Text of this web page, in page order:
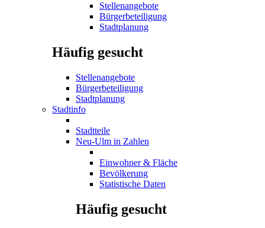
Stellenangebote
Bürgerbeteiligung
Stadtplanung
Häufig gesucht
Stellenangebote
Bürgerbeteiligung
Stadtplanung
Stadtinfo
Stadtteile
Neu-Ulm in Zahlen
Einwohner & Fläche
Bevölkerung
Statistische Daten
Häufig gesucht